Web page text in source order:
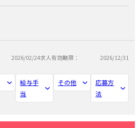
2026/02/24求人有効期限： 2026/12/31
給与手
当
その他
応募方
法